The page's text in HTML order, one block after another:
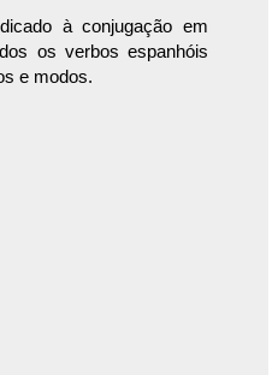
à conjugação em
os verbos espanhóis
e modos.